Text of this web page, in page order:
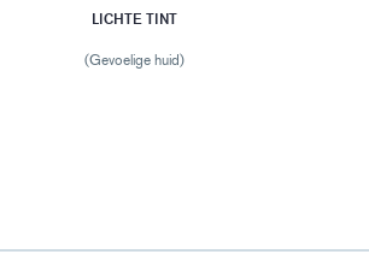
LICHTE TINT
(Gevoelige huid)